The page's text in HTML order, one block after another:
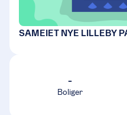
SAMEIET NYE LILLEBY
-
Boliger